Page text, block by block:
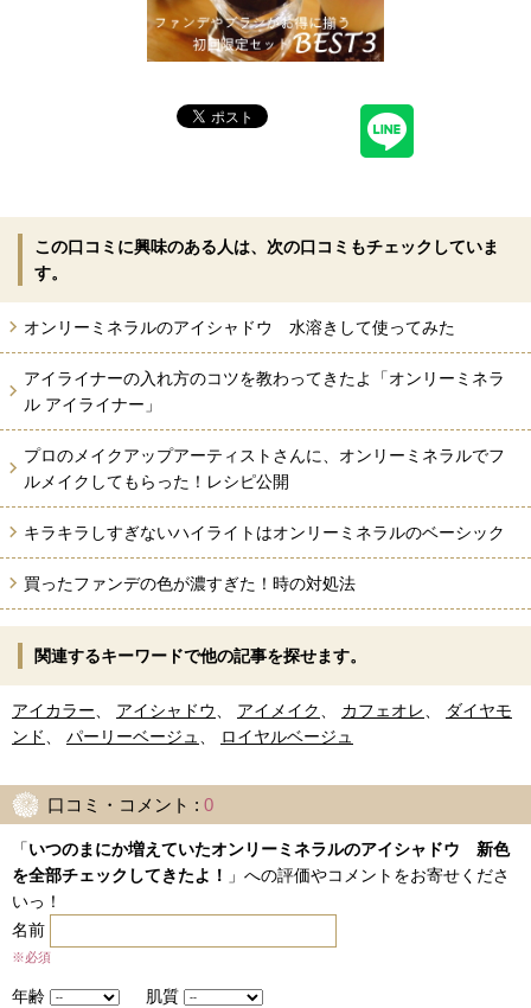
この口コミに興味のある人は、次の口コミもチェックしていま
す。
オンリーミネラルのアイシャドウ 水溶きして使ってみた
アイライナーの入れ方のコツを教わってきたよ「オンリーミネラ
ル アイライナー」
プロのメイクアップアーティストさんに、オンリーミネラルでフ
ルメイクしてもらった！レシピ公開
キラキラしすぎないハイライトはオンリーミネラルのベーシック
買ったファンデの色が濃すぎた！時の対処法
関連するキーワードで他の記事を探せます。
アイカラー アイシャドウ アイメイク カフェオレ
ダイヤモ
ンド
パーリーベージュ ロイヤルベージュ
口コミ・コメント : 0
「いつのまにか増えていたオンリーミネラルのアイシャドウ 新色
を全部チェックしてきたよ！
」への評価やコメントをお寄せくださ
いっ！
名前
※必須
年齢
肌質